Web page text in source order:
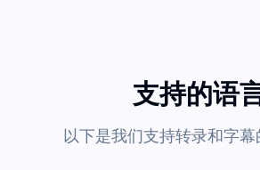
支持的语
以下是我们支持转录和字